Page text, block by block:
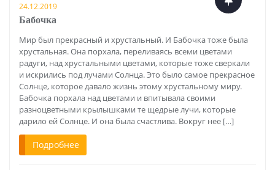
24.12.2019
Бабочка
Мир был прекрасный и хрустальный. И Бабочка тоже была
хрустальная. Она порхала, переливаясь всеми цветами
радуги, над хрустальными цветами, которые тоже сверкали
и искрились под лучами Солнца. Это было самое прекрасное
Солнце, которое давало жизнь этому хрустальному миру.
Бабочка порхала над цветами и впитывала своими
разноцветными крылышками те щедрые лучи, которые
дарило ей Солнце. И она была счастлива. Вокруг нее […]
Подробнее